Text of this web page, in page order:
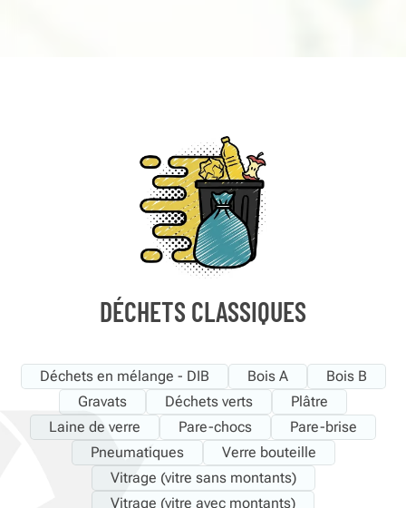
DÉCHETS CLASSIQUES
Déchets en mélange - DIB Bois A
Bois B
Gravats
Déchets verts
Plâtre
Laine de verre
Pare-chocs
Pare-brise
Pneumatiques
Verre bouteille
Vitrage (vitre sans montants)
Vitrage (vitre avec montants)